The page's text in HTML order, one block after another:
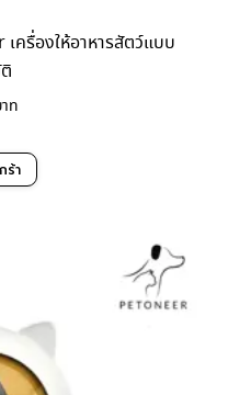
ครื่องให้อาหารสัตว์แบบ
ร้า